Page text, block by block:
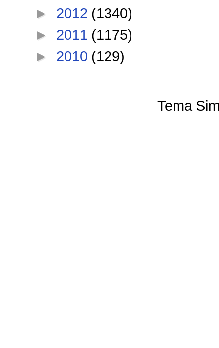
► 2012 (1340)
► 2011 (1175)
► 2010 (129)
Tema